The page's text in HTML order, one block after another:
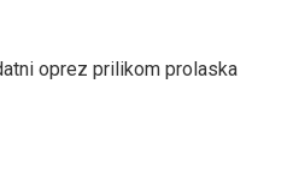
oprez prilikom prolaska